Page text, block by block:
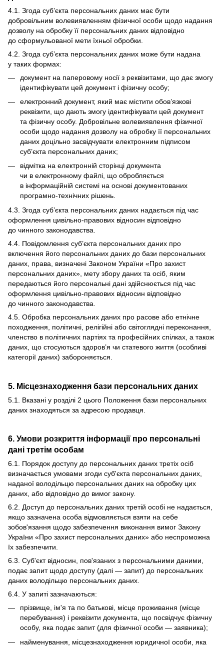
4.1. Згода суб’єкта персональних даних має бути
добровільним волевиявленням фізичної особи щодо надання
дозволу на обробку її персональних даних відповідно
до сформульованої мети їхньої обробки.
4.2. Згода суб’єкта персональних даних може бути надана
у таких формах:
документ на паперовому носії з реквізитами, що дає змогу
ідентифікувати цей документ і фізичну особу;
електронний документ, який має містити обов’язкові
реквізити, що дають змогу ідентифікувати цей документ
та фізичну особу. Добровільне волевиявлення фізичної
особи щодо надання дозволу на обробку її персональних
даних доцільно засвідчувати електронним підписом
суб’єкта персональних даних;
відмітка на електронній сторінці документа
чи в електронному файлі, що обробляється
в інформаційній системі на основі документованих
програмно-технічних рішень.
4.3. Згода суб’єкта персональних даних надається під час
оформлення цивільно-правових відносин відповідно
до чинного законодавства.
4.4. Повідомлення суб’єкта персональних даних про
включення його персональних даних до бази персональних
даних, права, визначені Законом України «Про захист
персональних даних», мету збору даних та осіб, яким
передаються його персональні дані здійснюється під час
оформлення цивільно-правових відносин відповідно
до чинного законодавства.
4.5. Обробка персональних даних про расове або етнічне
походження, політичні, релігійні або світоглядні переконання,
членство в політичних партіях та професійних спілках, а також
даних, що стосуються здоров’я чи статевого життя (особливі
категорії даних) забороняється.
5. Місцезнаходження бази персональних даних
5.1. Вказані у розділі 2 цього Положення бази персональних
даних знаходяться за адресою продавця.
6. Умови розкриття інформації про персональні
дані третім особам
6.1. Порядок доступу до персональних даних третіх осіб
визначається умовами згоди суб'єкта персональних даних,
наданої володільцю персональних даних на обробку цих
даних, або відповідно до вимог закону.
6.2. Доступ до персональних даних третій особі не надається,
якщо зазначена особа відмовляється взяти на себе
зобов'язання щодо забезпечення виконання вимог Закону
України «Про захист персональних даних» або неспроможна
їх забезпечити.
6.3. Суб'єкт відносин, пов'язаних з персональними даними,
подає запит щодо доступу (далі — запит) до персональних
даних володільцю персональних даних.
6.4. У запиті зазначаються:
прізвище, ім'я та по батькові, місце проживання (місце
перебування) і реквізити документа, що посвідчує фізичну
особу, яка подає запит (для фізичної особи — заявника);
найменування, місцезнаходження юридичної особи, яка